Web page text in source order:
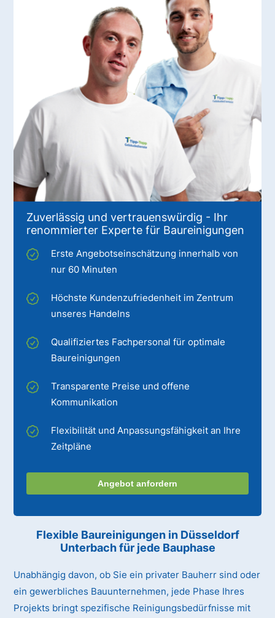
Zuverlässig und vertrauenswürdig - Ihr
renommierter Experte für Baureinigungen
Erste Angebotseinschätzung innerhalb von
nur 60 Minuten
Höchste Kundenzufriedenheit im Zentrum
unseres Handelns
Qualifiziertes Fachpersonal für optimale
Baureinigungen
Transparente Preise und offene
Kommunikation
Flexibilität und Anpassungsfähigkeit an Ihre
Zeitpläne
Angebot anfordern
Flexible Baureinigungen in Düsseldorf
Unterbachfür jede Bauphase
Unabhängig davon, ob Sie ein privater Bauherr sind oder
ein gewerbliches Bauunternehmen, jede Phase Ihres
Projekts bringt spezifische Reinigungsbedürfnisse mit